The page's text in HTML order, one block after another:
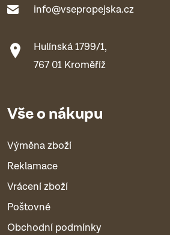
info@vsepropejska.cz
Hulínská 1799/1,
767 01 Kroměříž
Vše o nákupu
Výměna zboží
Reklamace
Vrácení zboží
Poštovné
Obchodní podmínky